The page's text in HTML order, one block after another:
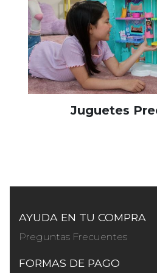
Juguetes
AYUDA EN TU COMPRA
Preguntas Frecuentes
FORMAS DE PAGO